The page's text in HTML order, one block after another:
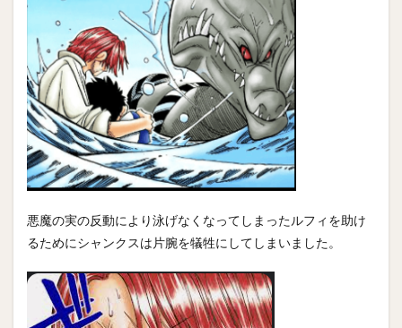
悪魔の実の反動により泳げなくなってしまったルフィを助け
るためにシャンクスは片腕を犠牲にしてしまいました。